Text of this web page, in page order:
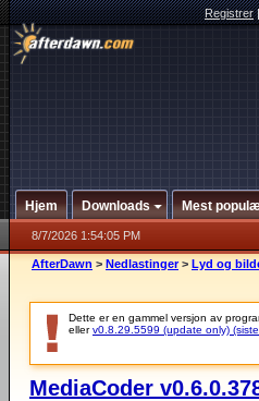
Registrer
Hjem Downloads Mest
8/7/2026 1:54:05 PM
AfterDawn > Nedlastinger > Lyd og
Dette er en gammel versjon av
ellerv0.8.29.5599 (update only)
MediaCoder